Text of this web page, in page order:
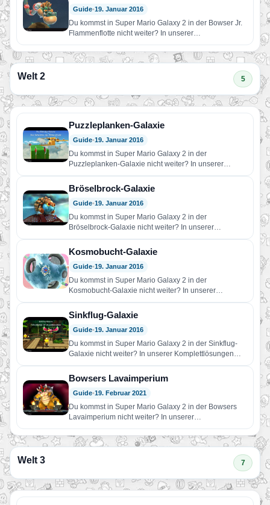
Guide•19. Januar 2016
Du kommst in Super Mario Galaxy 2 in der Bowser Jr.
Flammenflotte nicht weiter? In unserer
Komplettlösungen findest…
Welt 2 5
Puzzleplanken-Galaxie
Guide•19. Januar 2016
Du kommst in Super Mario Galaxy 2 in der
Puzzleplanken-Galaxie nicht weiter? In unserer
Komplettlösungen findest du Hilfe!…
Bröselbrock-Galaxie
Guide•19. Januar 2016
Du kommst in Super Mario Galaxy 2 in der
Bröselbrock-Galaxie nicht weiter? In unserer
Komplettlösungen findest du Hilfe!…
Kosmobucht-Galaxie
Guide•19. Januar 2016
Du kommst in Super Mario Galaxy 2 in der
Kosmobucht-Galaxie nicht weiter? In unserer
Komplettlösungen findest du Hilfe!…
Sinkflug-Galaxie
Guide•19. Januar 2016
Du kommst in Super Mario Galaxy 2 in der Sinkflug-
Galaxie nicht weiter? In unserer Komplettlösungen
findest du Hilfe!…
Bowsers Lavaimperium
Guide•19. Februar 2021
Du kommst in Super Mario Galaxy 2 in der Bowsers
Lavaimperium nicht weiter? In unserer
Komplettlösungen findest du…
Welt 3 7